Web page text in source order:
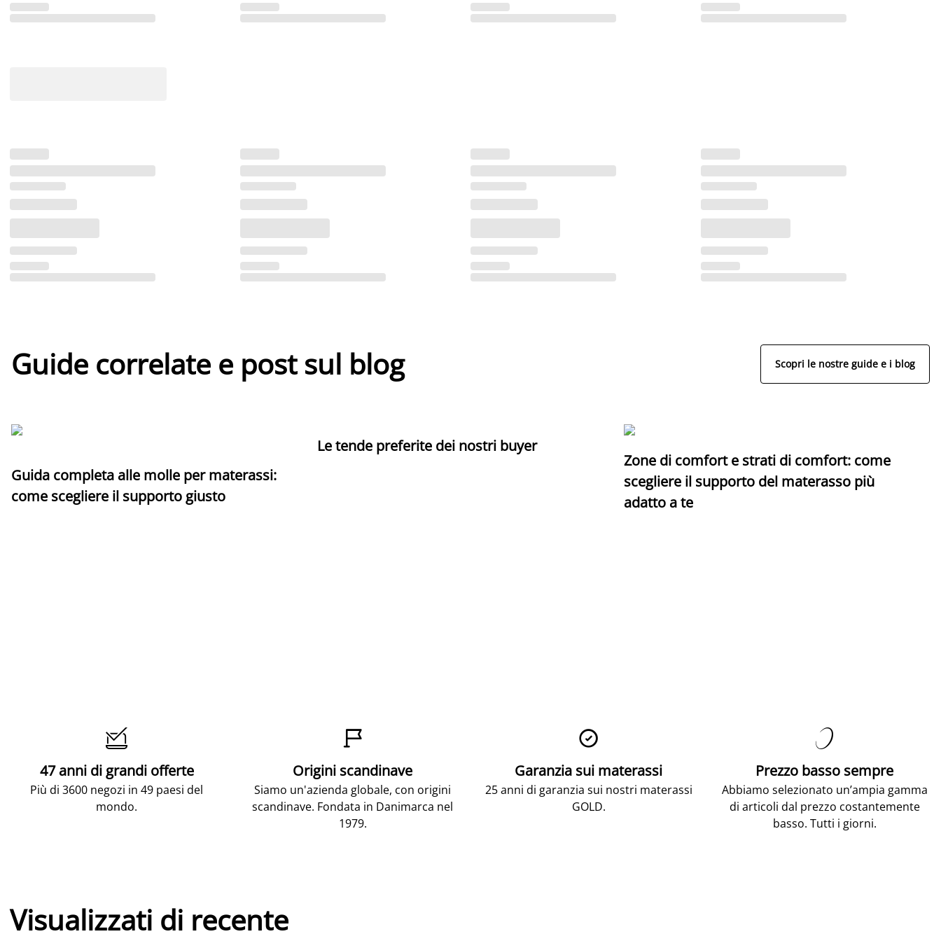
Guide correlate e post sul blog Scopri le nostre guide e i blog
Guida completa alle molle per materassi:
come scegliere il supporto giusto
Le tende preferite dei nostri buyer
Zone di comfort e strati di comfort: come
scegliere il supporto del materasso più
adatto a te

47 anni di grandi offerte
Più di 3600 negozi in 49 paesi del
mondo.

Origini scandinave
Siamo un'azienda globale, con origini
scandinave. Fondata in Danimarca nel
1979.

Garanzia sui materassi
25 anni di garanzia sui nostri materassi
GOLD.

Prezzo basso sempre
Abbiamo selezionato un’ampia gamma
di articoli dal prezzo costantemente
basso. Tutti i giorni.
Visualizzati di recente